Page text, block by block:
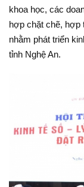
khoa học, các
hợp chặt chẽ, hợp
nhằm phát triển
tỉnh Nghệ An.